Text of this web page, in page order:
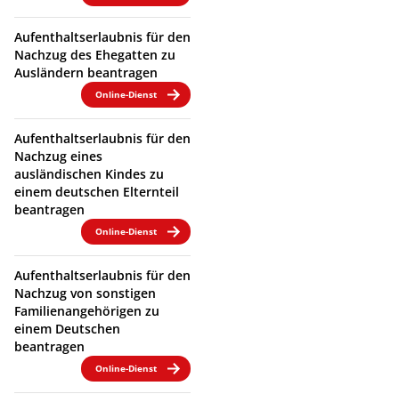
Aufenthaltserlaubnis für den
Nachzug des Ehegatten zu
Ausländern beantragen
Online-Dienst
Aufenthaltserlaubnis für den
Nachzug eines
ausländischen Kindes zu
einem deutschen Elternteil
beantragen
Online-Dienst
Aufenthaltserlaubnis für den
Nachzug von sonstigen
Familienangehörigen zu
einem Deutschen
beantragen
Online-Dienst